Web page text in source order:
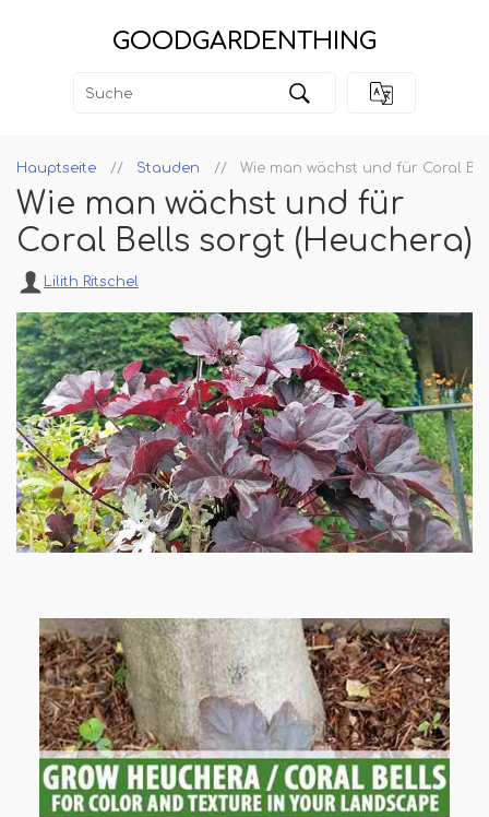
GOODGARDENTHING
Hauptseite Stauden Wie man wächst und für Coral
Wie man wächst und für
Coral Bells sorgt (Heuchera)
Lilith Ritschel